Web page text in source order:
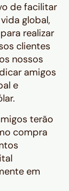
de facilitar
global,
realizar
clientes
nossos
amigos
e
terão
compra
em